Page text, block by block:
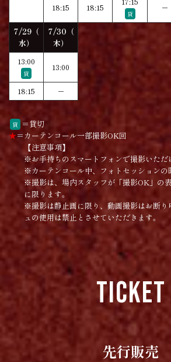
18:15 18:15
貸
－
7/29（
水）
7/30（
木）
13:00
貸
13:00
18:15 －
貸 ＝貸切
★＝カーテンコール一部撮影OK回
【注意事項】
※お手持ちのスマートフォンで撮影いただ
※カーテンコール中、フォトセッションの
※撮影は、場内スタッフが「撮影OK」の
に限ります。
※撮影は静止画に限り、動画撮影はお断り
ュの使用は禁止とさせていただきます。
TICKET
先行販売